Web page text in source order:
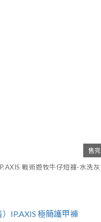
售完
（完售）IP.AXIS 戰術遊牧牛仔短褲-水洗灰